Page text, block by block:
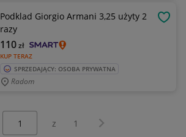
Podklad Giorgio Armani 3,25 użyty 2
razy
KUP TERAZ
110zł
SPRZEDAJĄCY: OSOBA PRYWATNA
Radom
z 1 Następna strona